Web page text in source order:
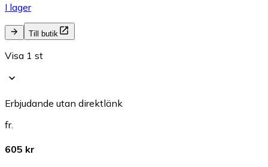
I lager
Till butik
Visa 1 st
Erbjudande utan direktlänk
fr.
605 kr